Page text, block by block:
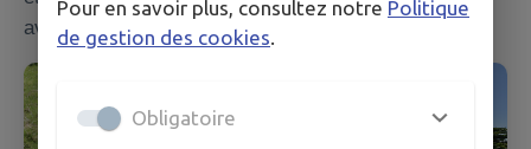
avec l'imaginaire
Pour en savoir plus, consultez notre Politique
de gestion des cookies
Obligatoire